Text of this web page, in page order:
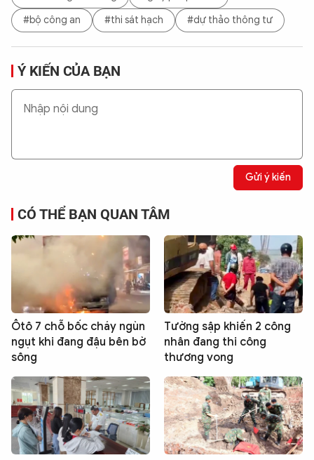
#bộ công an
#thi sát hạch #dự thảo thông tư
Ý KIẾN CỦA BẠN
Gửi ý kiến
CÓ THỂ BẠN QUAN TÂM
Ôtô 7 chỗ bốc cháy ngùn
ngụt khi đang đậu bên bờ
sông
Tường sập khiến 2 công
nhân đang thi công
thương vong